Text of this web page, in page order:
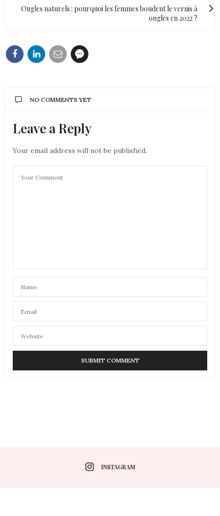
Ongles naturels : pourquoi les femmes boudent le vernis à
ongles en 2022 ?
NO COMMENTS YET
Leave a Reply
Your email address will not be published.
INSTAGRAM